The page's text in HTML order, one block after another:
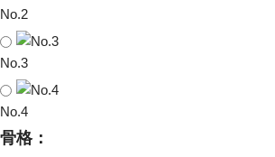
No.2
No.3
No.4
骨格：